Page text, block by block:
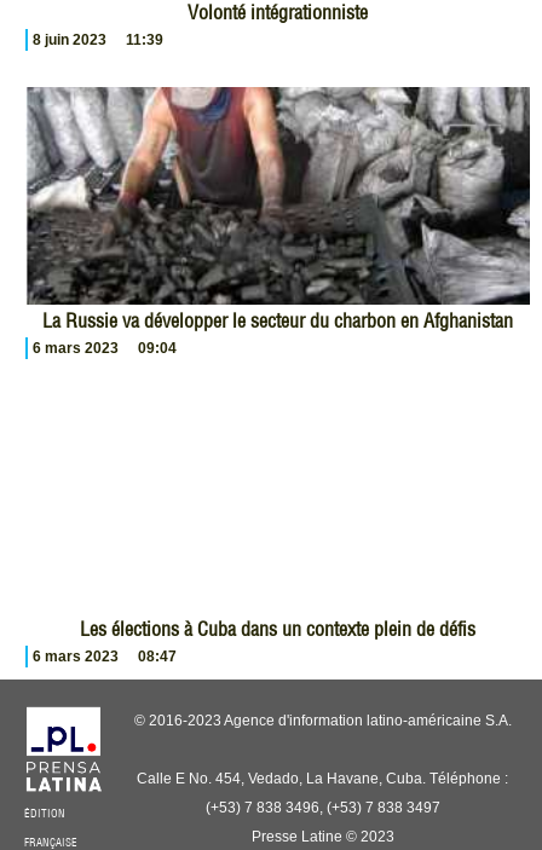
Volonté intégrationniste
8 juin 2023 11:39
La Russie va développer le secteur du charbon en Afghanistan
6 mars 2023 09:04
Les élections à Cuba dans un contexte plein de défis
6 mars 2023 08:47
ÉDITION
FRANÇAISE
© 2016-2023 Agence d'information latino-américaine S.A.
Calle E No. 454, Vedado, La Havane, Cuba. Téléphone :
(+53) 7 838 3496, (+53) 7 838 3497
Presse Latine © 2023